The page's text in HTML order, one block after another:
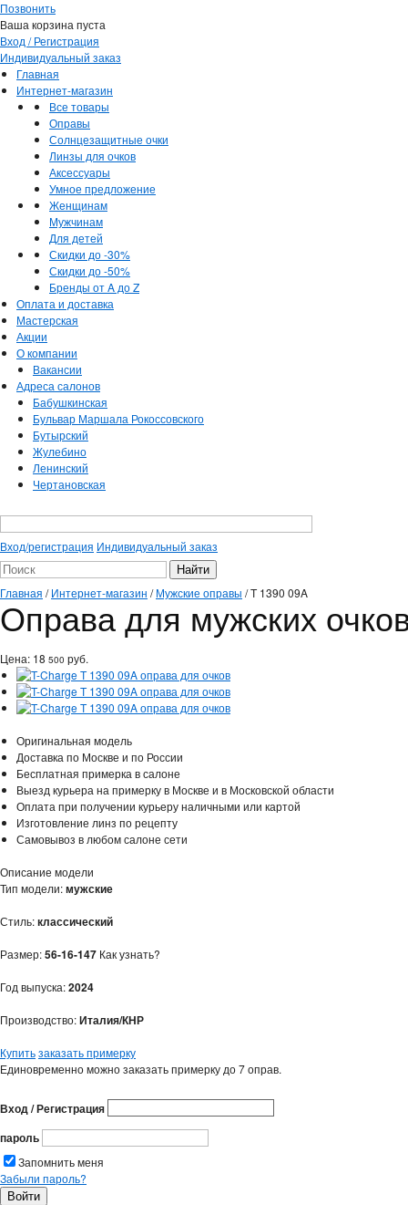
Позвонить
Ваша корзина пуста
Вход / Регистрация
Индивидуальный заказ
Главная
Интернет-магазин
Все товары
Оправы
Солнцезащитные очки
Линзы для очков
Аксессуары
Умное предложение
Женщинам
Мужчинам
Для детей
Скидки до -30%
Скидки до -50%
Бренды от A до Z
Оплата и доставка
Мастерская
Акции
О компании
Вакансии
Адреса салонов
Бабушкинская
Бульвар Маршала Рокоссовского
Бутырский
Жулебино
Ленинский
Чертановская
Вход/регистрация Индивидуальный заказ
Главная /Интернет-магазин /Мужские оправы /T 1390 09A
Оправа для мужских
Цена: 18 500 руб.
Оригинальная модель
Доставка по Москве и по России
Бесплатная примерка в салоне
Выезд курьера на примерку в Москве и в Московской области
Оплата при получении курьеру наличными или картой
Изготовление линз по рецепту
Самовывоз в любом салоне сети
Описание модели
Тип модели:мужские
Стиль:классический
Размер:56-16-147 Как узнать?
Год выпуска:2024
Производство:Италия/КНР
Купитьзаказать примерку
Единовременно можно заказать примерку до 7 оправ.
Вход / Регистрация
пароль
Запомнить меня
Забыли пароль?